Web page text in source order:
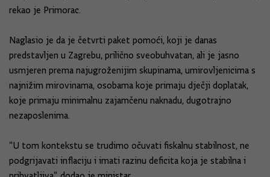
rekao je Primorac.
Naglasio je da je četvrti paket pomoći, koji je danas
predstavljen u Zagrebu, prilično sveobuhvatan, ali je jasno
usmjeren prema najugroženijim skupinama, umirovljenicima s
najnižim mirovinama, osobama koje primaju dječji doplatak,
koje primaju minimalnu zajamčenu naknadu, dugotrajno
nezaposlenima.
“U tom kontekstu se trudimo očuvati fiskalnu stabilnost, ne
podgrijavati inflaciju i imati razinu deficita koja je stabilna i